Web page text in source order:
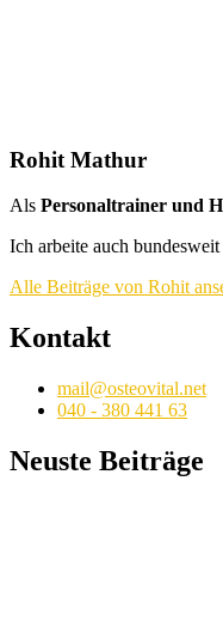
Rohit Mathur
Als Personaltrainer und
Ich arbeite auch bundesweit
Alle Beiträge von Rohit
Kontakt
mail@osteovital.net
040 - 380 441 63
Neuste Beiträge